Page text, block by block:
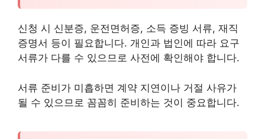
신청 시 신분증, 운전면허증, 소득 증빙 서류, 재직
증명서 등이 필요합니다. 개인과 법인에 따라 요구
서류가 다를 수 있으므로 사전에 확인해야 합니다.
서류 준비가 미흡하면 계약 지연이나 거절 사유가
될 수 있으므로 꼼꼼히 준비하는 것이 중요합니다.